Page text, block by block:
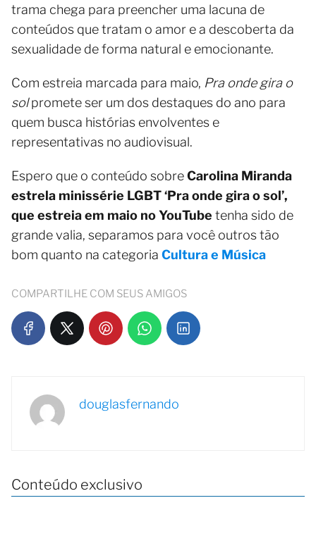
trama chega para preencher uma lacuna de
conteúdos que tratam o amor e a descoberta da
sexualidade de forma natural e emocionante.
Com estreia marcada para maio, Pra onde gira o
solpromete ser um dos destaques do ano para
quem busca histórias envolventes e
representativas no audiovisual.
Espero que o conteúdo sobreCarolina Miranda
estrela minissérie LGBT ‘Pra onde gira o sol’,
que estreia em maio no YouTube tenha sido de
grande valia, separamos para você outros tão
bom quanto na categoria Cultura e Música
COMPARTILHE COM SEUS AMIGOS
douglasfernando
Conteúdo exclusivo